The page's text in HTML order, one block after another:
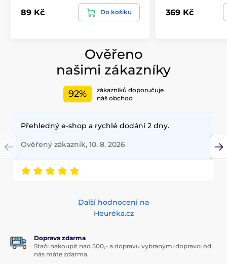
89 Kč Do košíku 369 Kč
Ověřeno
našimi zákazníky
92%
zákazníků doporučuje
náš obchod
Přehledný e-shop a rychlé dodání 2 dny.
Ověřený zákazník, 10. 8. 2026
Další hodnocení na
Heuréka.cz
Doprava zdarma
Stačí nakoupit nad 500,- a dopravu vybranými dopravci od
nás máte zdarma.